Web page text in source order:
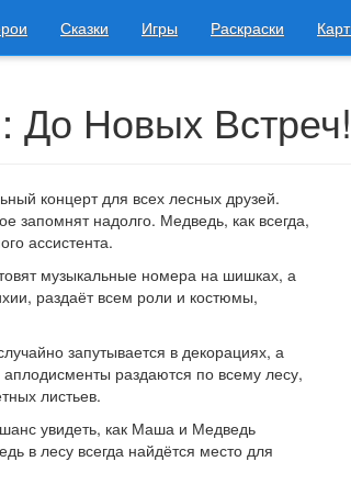
Сказки Игры Раскраски
До Новых Встреч!
концерт для всех лесных друзей.
запомнят надолго. Медведь, как всегда,
ассистента.
музыкальные номера на шишках, а
раздаёт всем роли и костюмы,
запутывается в декорациях, а
раздаются по всему лесу,
листьев.
увидеть, как Маша и Медведь
в лесу всегда найдётся место для